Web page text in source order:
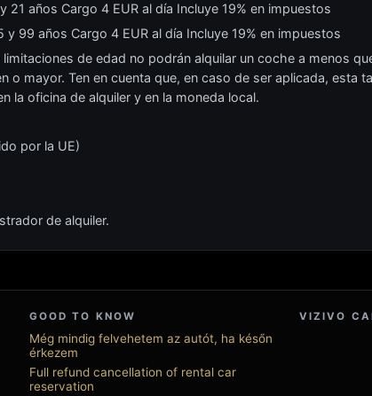
años Cargo 4 EUR al día Incluye 19% en impuestos
99 años Cargo 4 EUR al día Incluye 19% en impuestos
de edad no podrán alquilar un coche a menos
o mayor. Ten en cuenta que, en caso de ser aplicada, esta
la oficina de alquiler y en la moneda local.
por la UE)
de alquiler.
GOOD TO KNOW
Még mindig felvehetem az autót, ha későn
érkezem
Full refund cancellation of rental car
reservation
VIZIVO